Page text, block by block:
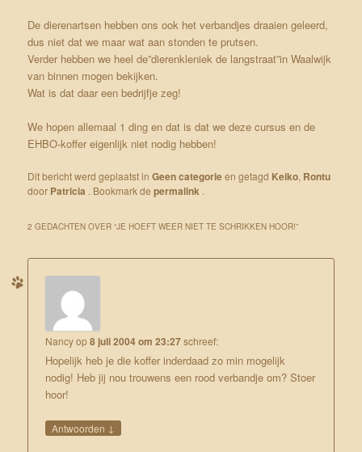
De dierenartsen hebben ons ook het verbandjes draaien geleerd,
dus niet dat we maar wat aan stonden te prutsen.
Verder hebben we heel de”dierenkleniek de langstraat”in Waalwijk
van binnen mogen bekijken.
Wat is dat daar een bedrijfje zeg!
We hopen allemaal 1 ding en dat is dat we deze cursus en de
EHBO-koffer eigenlijk niet nodig hebben!
Dit bericht werd geplaatst inGeen categorieen getagd Keiko, Rontu
door Patricia . Bookmark depermalink .
2 GEDACHTEN OVER “JE HOEFT WEER NIET TE SCHRIKKEN HOOR!”
Nancyop8 juli 2004 om 23:27schreef:
Hopelijk heb je die koffer inderdaad zo min mogelijk
nodig! Heb jij nou trouwens een rood verbandje om? Stoer
hoor!
Antwoorden ↓